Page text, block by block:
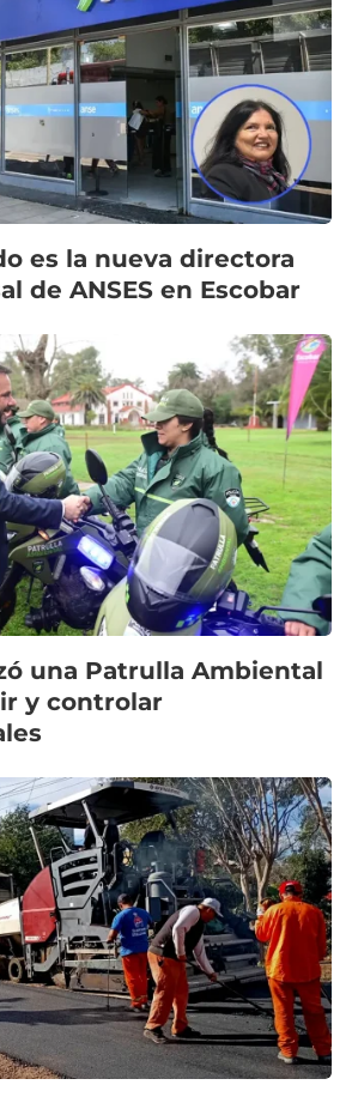
es la nueva directora
de ANSES en Escobar
una Patrulla Ambiental
y controlar